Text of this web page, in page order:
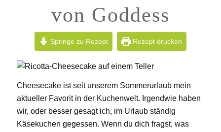
von Goddess
Springe zu Rezept Rezept drucken
Cheesecake ist seit unserem Sommerurlaub mein
aktueller Favorit in der Kuchenwelt. Irgendwie haben
wir, oder besser gesagt ich, im Urlaub ständig
Käsekuchen gegessen. Wenn du dich fragst, was